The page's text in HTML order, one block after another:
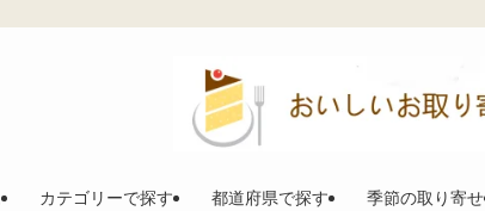
カテゴリーで探す 都道府県で探す 季節の取り寄せ